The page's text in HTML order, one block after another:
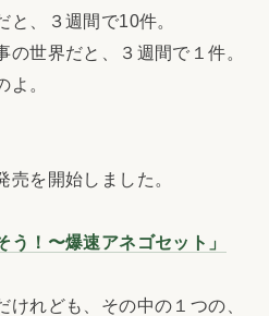
、３週間で10件。
世界だと、３週間で１件。
。
を開始しました。
！〜爆速アネゴセット」
れども、その中の１つの、